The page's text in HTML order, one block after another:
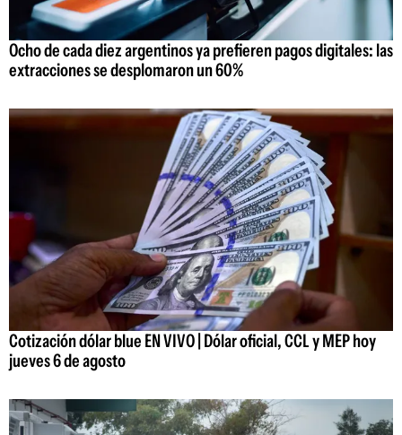
Ocho de cada diez argentinos ya prefieren pagos digitales: las
extracciones se desplomaron un 60%
Cotización dólar blue EN VIVO | Dólar oficial, CCL y MEP hoy
jueves 6 de agosto